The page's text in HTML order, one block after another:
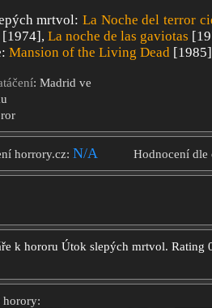
mrtvol: La Noche del terror
[1974], La noche de las gaviotas
Mansion of the Living Dead [1985]
: Madrid ve
horrory.cz: N/A Hodnocení dle
k hororu Útok slepých mrtvol. Rating
horory: